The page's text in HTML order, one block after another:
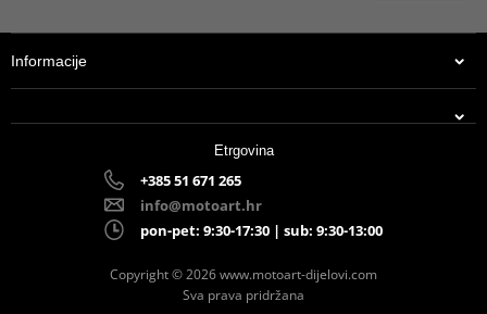
Informacije
Etrgovina
+385 51 671 265
info@motoart.hr
pon-pet: 9:30-17:30 | sub: 9:30-13:00
Copyright © 2026 www.motoart-dijelovi.com
Sva prava pridržana